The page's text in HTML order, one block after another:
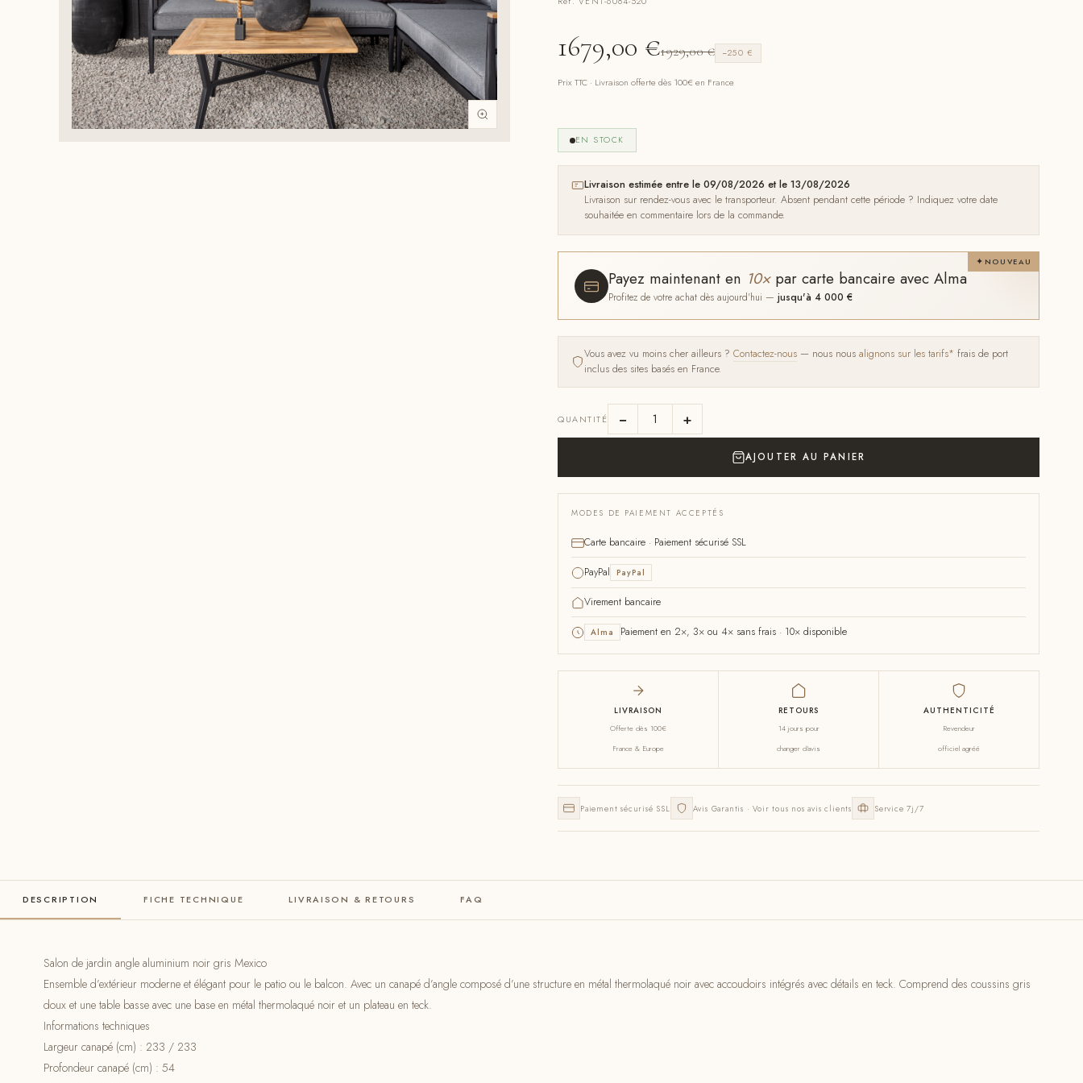
1679,00 €1929,00€ −250 €
Prix TTC · Livraison offerte dès 100€ en France
EN STOCK
Livraison estimée entre le 09/08/2026 et le 13/08/2026
Livraison sur rendez-vous avec le transporteur. Absent pendant cette période ? Indiquez votre date
souhaitée en commentaire lors de la commande.
NOUVEAU
Payez maintenant en 10×par carte bancaire avec Alma
Profitez de votre achat dès aujourd'hui — jusqu'à 4 000 €
Vous avez vu moins cher ailleurs ? Contactez-nous — nous nous alignons sur les tarifs* frais de port
inclus des sites basés en France.
QUANTITÉ − +
AJOUTER AU PANIER
MODES DE PAIEMENT ACCEPTÉS
Carte bancaire · Paiement sécurisé SSL
PayPal PayPal
Virement bancaire
Alma Paiement en 2×, 3× ou 4× sans frais · 10× disponible
LIVRAISON
Offerte dès 100€
France & Europe
RETOURS
14 jours pour
changer d'avis
AUTHENTICITÉ
Revendeur
officiel agréé
Paiement sécurisé SSL Avis Garantis · Voir tous nos avis clients Service 7j/7
DESCRIPTION FICHE TECHNIQUE LIVRAISON & RETOURS FAQ
Salon de jardin angle aluminium noir gris Mexico
Ensemble d’extérieur moderne et élégant pour le patio ou le balcon. Avec un canapé d’angle composé d’une structure en métal thermolaqué noir avec accoudoirs intégrés avec détails en teck. Comprend des coussins gris
doux et une table basse avec une base en métal thermolaqué noir et un plateau en teck.
Informations techniques
Largeur canapé (cm) : 233 / 233
Profondeur canapé (cm) : 54